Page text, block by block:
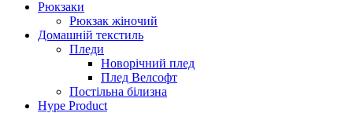
Рюкзаки
Рюкзак жіночий
Домашній текстиль
Пледи
Новорічний плед
Плед Велсофт
Постільна білизна
Hype Product